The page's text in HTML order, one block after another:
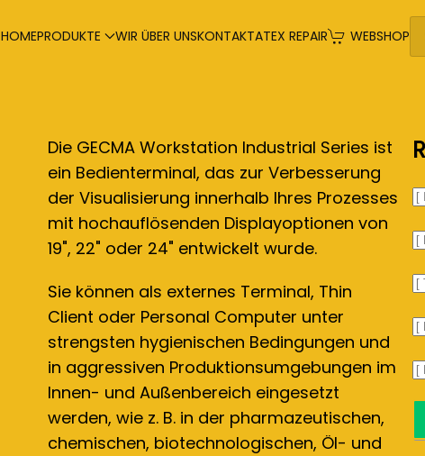
HOMEPRODUKTE WIR ÜBER UNSKONTAKTATEX REPAIR WEBSHOP
Die GECMA Workstation Industrial Series ist
ein Bedienterminal, das zur Verbesserung
der Visualisierung innerhalb Ihres Prozesses
mit hochauflösenden Displayoptionen von
19", 22" oder 24" entwickelt wurde.
Sie können als externes Terminal, Thin
Client oder Personal Computer unter
strengsten hygienischen Bedingungen und
in aggressiven Produktionsumgebungen im
Innen- und Außenbereich eingesetzt
werden, wie z. B. in der pharmazeutischen,
chemischen, biotechnologischen, Öl- und